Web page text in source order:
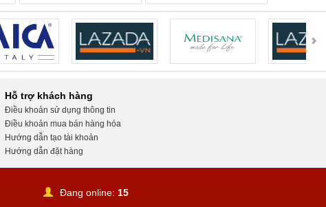
Hỗ trợ khách hàng
Điều khoản sử dụng thông tin
Điều khoản mua bán hàng hóa
Hướng dẫn tạo tài khoản
Hướng dẫn đặt hàng
Đang online: 15